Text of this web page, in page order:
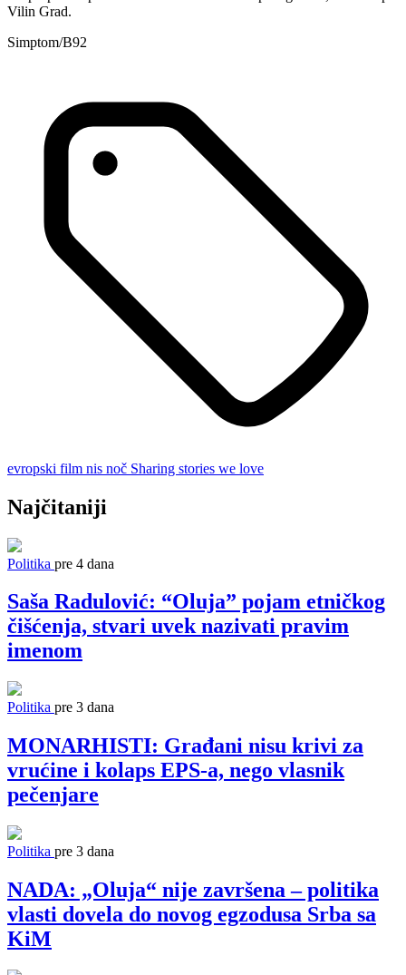
Vilin Grad.
Simptom/B92
evropski film nis noč Sharing stories we love
Najčitaniji
Politika pre 4 dana
Saša Radulović: “Oluja” pojam etničkog
čišćenja, stvari uvek nazivati pravim
imenom
Politika pre 3 dana
MONARHISTI: Građani nisu krivi za
vrućine i kolaps EPS-a, nego vlasnik
pečenjare
Politika pre 3 dana
NADA: „Oluja“ nije završena – politika
vlasti dovela do novog egzodusa Srba sa
KiM